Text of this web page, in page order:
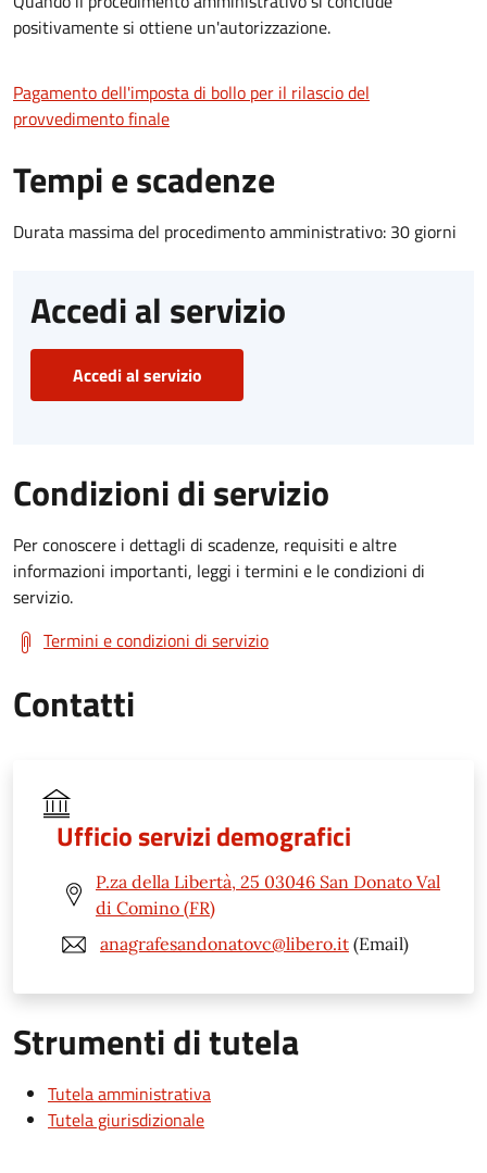
positivamente si ottiene un'autorizzazione.
Pagamento dell'imposta di bollo per il rilascio del
provvedimento finale
Tempi e scadenze
Durata massima del procedimento amministrativo: 30 giorni
Accedi al servizio
Accedi al servizio
Condizioni di servizio
Per conoscere i dettagli di scadenze, requisiti e altre
informazioni importanti, leggi i termini e le condizioni di
servizio.
Termini e condizioni di servizio
Contatti
Ufficio servizi demografici
P.za della Libertà, 25 03046 San Donato Val
di Comino (FR)
anagrafesandonatovc@libero.it (Email)
Strumenti di tutela
Tutela amministrativa
Tutela giurisdizionale